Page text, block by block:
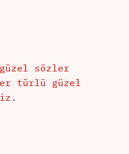
sözler
türlü güzel